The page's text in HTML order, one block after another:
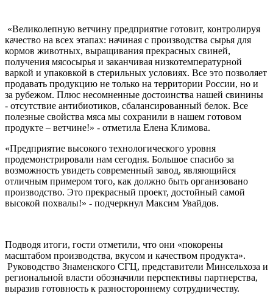
«Великолепную ветчину предприятие готовит, контролируя
качество на всех этапах: начиная с производства сырья для
кормов животных, выращивания прекрасных свиней,
получения мясосырья и заканчивая низкотемпературной
варкой и упаковкой в стерильных условиях. Все это позволяет
продавать продукцию не только на территории России, но и
за рубежом. Плюс несомненные достоинства нашей свинины
- отсутствие антибиотиков, сбалансированный белок. Все
полезные свойства мяса мы сохранили в нашем готовом
продукте – ветчине!» - отметила Елена Климова.
«Предприятие высокого технологического уровня
продемонстрировали нам сегодня. Большое спасибо за
возможность увидеть современный завод, являющийся
отличным примером того, как должно быть организовано
производство. Это прекрасный проект, достойный самой
высокой похвалы!» - подчеркнул Максим Увайдов.
Подводя итоги, гости отметили, что они «покорены
масштабом производства, вкусом и качеством продукта».
Руководство Знаменского СГЦ, представители Минсельхоза и
региональной власти обозначили перспективы партнерства,
выразив готовность к разностороннему сотрудничеству.